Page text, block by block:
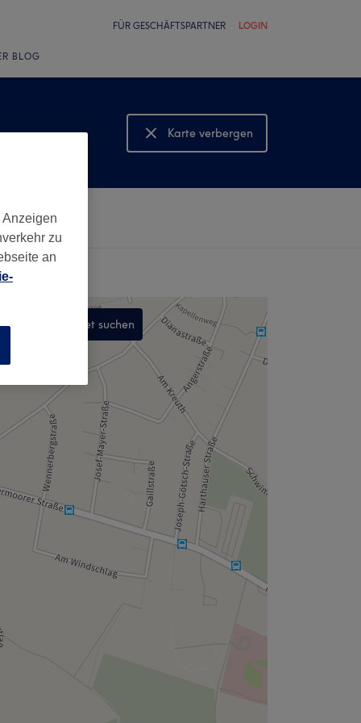
FÜR GESCHÄFTSPARTNER LOGIN
BLOG
Karte verbergen
Karte anzeigen
In diesem Gebiet suchen
zu
an